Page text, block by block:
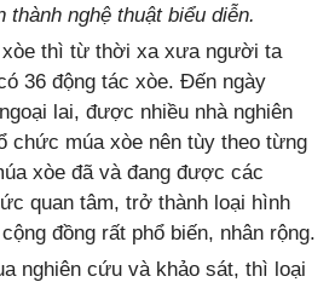
thành nghệ thuật biểu diễn.
xòe thì từ thời xa xưa người ta
36 động tác xòe. Đến ngày
lai, được nhiều nhà nghiên
chức múa xòe nên tùy theo từng
xòe đã và đang được các
quan tâm, trở thành loại hình
đồng rất phổ biến, nhân rộng.
nghiên cứu và khảo sát, thì loại